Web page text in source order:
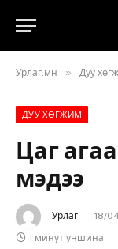
Урлаг.мн » Дуу
ДУУ ХӨГЖИМ
Цаг
мэдээ
Урлаг 18/
1 минут уншина